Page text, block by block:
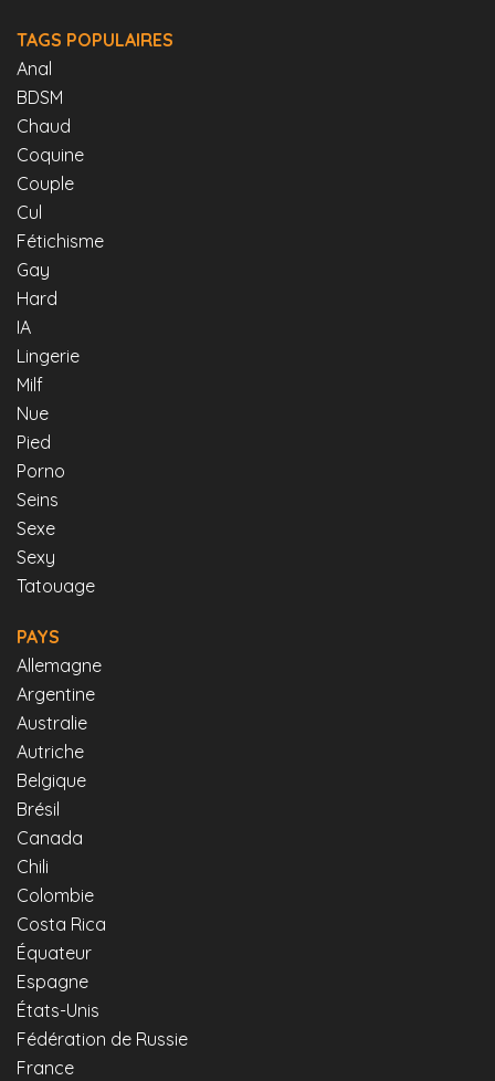
TAGS POPULAIRES
Anal
BDSM
Chaud
Coquine
Couple
Cul
Fétichisme
Gay
Hard
IA
Lingerie
Milf
Nue
Pied
Porno
Seins
Sexe
Sexy
Tatouage
PAYS
Allemagne
Argentine
Australie
Autriche
Belgique
Brésil
Canada
Chili
Colombie
Costa Rica
Équateur
Espagne
États-Unis
Fédération de Russie
France